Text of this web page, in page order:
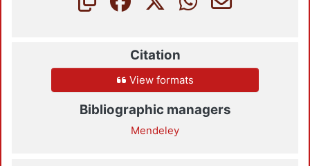
Citation
View formats
Bibliographic managers
Mendeley